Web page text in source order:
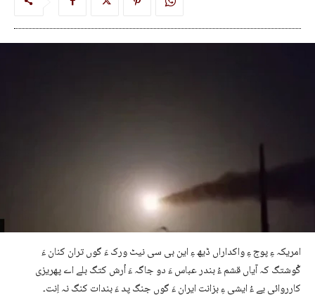
امریکہ ءِ پوج ءِ واکداراں ڈیھ ءِ این بی سی نیٹ ورک ءَ گوں تران کنان ءَ
گْوشتگ کہ آیاں قشم ءُ بندر عباس ءَ دو جاگہ ​​ءَ اُرش کتگ بلے اے پھریزی
کارروائی یے ءُ ایشی ءِ بزانت ایران ءَ گوں جنگ پد ءَ بندات کنگ نہ اِنت۔